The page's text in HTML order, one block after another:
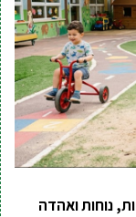
נוחות ואהדה